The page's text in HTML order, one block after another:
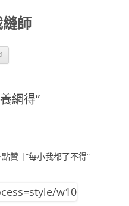
師
網得”
點贊 |“每小我都了不得”